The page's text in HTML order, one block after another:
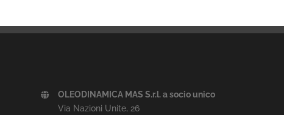
OLEODINAMICA MAS S.r.l. a socio unico
Via Nazioni Unite, 26